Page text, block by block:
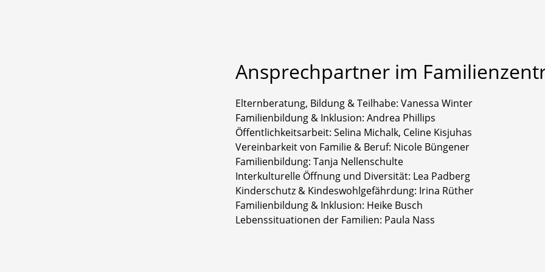
Ansprechpartner im
Elternberatung, Bildung & Teilhabe: Vanessa Winter
Familienbildung & Inklusion: Andrea Phillips
Öffentlichkeitsarbeit: Selina Michalk, Celine Kisjuhas
Vereinbarkeit von Familie & Beruf: Nicole Büngener
Familienbildung: Tanja Nellenschulte
Interkulturelle Öffnung und Diversität: Lea Padberg
Kinderschutz & Kindeswohlgefährdung: Irina Rüther
Familienbildung & Inklusion: Heike Busch
Lebenssituationen der Familien: Paula Nass